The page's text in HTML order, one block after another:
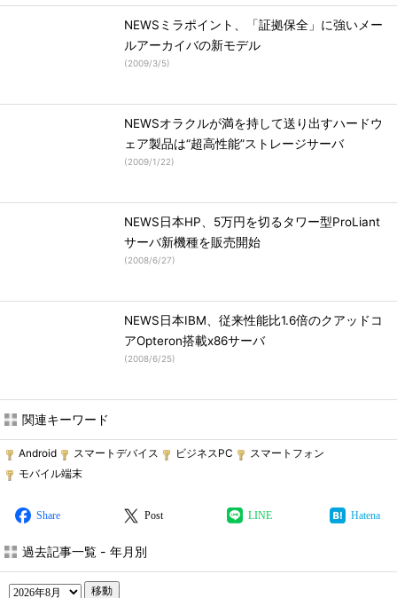
NEWSミラポイント、「証拠保全」に強いメー
ルアーカイバの新モデル
(2009/3/5)
NEWSオラクルが満を持して送り出すハードウ
ェア製品は“超高性能”ストレージサーバ
(2009/1/22)
NEWS日本HP、5万円を切るタワー型ProLiant
サーバ新機種を販売開始
(2008/6/27)
NEWS日本IBM、従来性能比1.6倍のクアッドコ
アOpteron搭載x86サーバ
(2008/6/25)
関連キーワード
Android スマートデバイス ビジネスPC
スマートフォン
モバイル端末
Share Post LINE Hatena
過去記事一覧 - 年月別
移動